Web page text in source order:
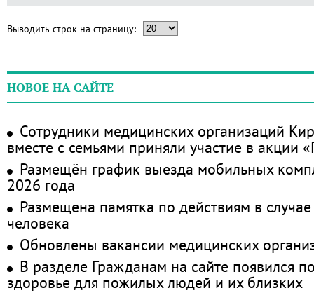
Выводить строк на страницу:
НОВОЕ НА САЙТЕ
Сотрудники медицинских организаций
вместе с семьями приняли участие в акции
Размещён график выезда мобильных
2026 года
Размещена памятка по действиям в
человека
Обновлены вакансии медицинских
В разделе Гражданам на сайте появился
здоровье для пожилых людей и их близких